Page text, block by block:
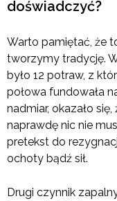
doświadczyć?
Warto pamiętać, że
tworzymy tradycję.
było 12 potraw, z
połowa fundowała
nadmiar, okazało
naprawdę nic nie
pretekst do
ochoty bądź sił.
Drugi czynnik